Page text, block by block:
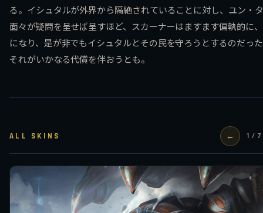
る。イシュタルが外界から隔絶されていることに対し、ユン・
面々が疑問を呈せば呈すほど、スカーナーはますます偏執的に
になり、是が非でもイシュタルとその民を守ろうとするのだ
それがいかなる代償を伴おうとも。
ALL SKINS ← 1 / 7